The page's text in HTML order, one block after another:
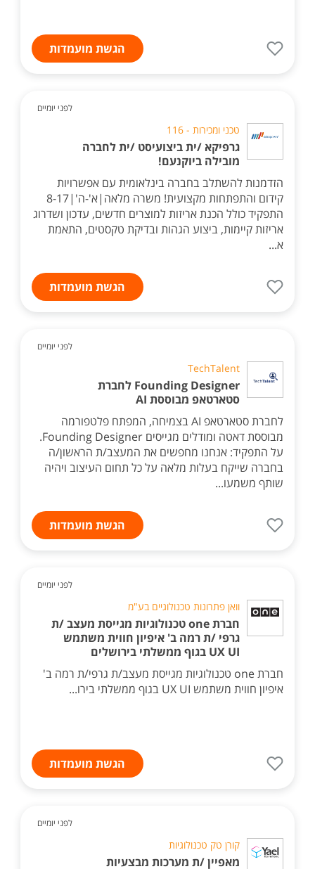
הגשת מועמדות
לפני יומיים
טכני ומכירות - 116
גרפיקא /ית ביצועיסט /ית לחברה
מובילה ביוקנעם!
הזדמנות להשתלב בחברה בינלאומית עם אפשרויות
קידום והתפתחות מקצועית! משרה מלאה|א'-ה'|8-17
התפקיד כולל הכנת אריזות למוצרים חדשים, עדכון ושדרוג
אריזות קיימות, ביצוע הגהות ובדיקת טקסטים, התאמת
א...
הגשת מועמדות
לפני יומיים
TechTalent
Founding Designer לחברת
סטארטאפ מבוססת AI
לחברת סטארטאפ AI בצמיחה, המפתח פלטפורמה
מבוססת דאטה ומודלים מגייסים Founding Designer.
על התפקיד: אנחנו מחפשים את המעצב/ת הראשון/ה
בחברה שייקח בעלות מלאה על כל תחום העיצוב ויהיה
שותף משמעו...
הגשת מועמדות
לפני יומיים
וואן פתרונות טכנולוגיים בע"מ
חברת one טכנולוגיות מגייסת מעצב /ת
גרפי /ת רמה ב' איפיון חווית משתמש
UX UI בגוף ממשלתי בירושלים
חברת one טכנולוגיות מגייסת מעצב/ת גרפי/ת רמה ב'
איפיון חווית משתמש UX UI בגוף ממשלתי בירו...
הגשת מועמדות
לפני יומיים
קורן טק טכנולוגיות
מאפיין /ת מערכות מבצעיות